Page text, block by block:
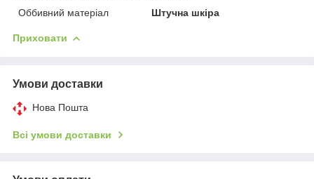
Оббивний матеріал
Штучна шкіра
Приховати
Умови доставки
Нова Пошта
Всі умови доставки